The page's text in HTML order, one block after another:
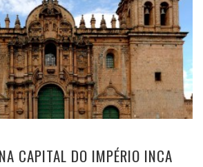
CAPITAL DO IMPÉRIO INCA